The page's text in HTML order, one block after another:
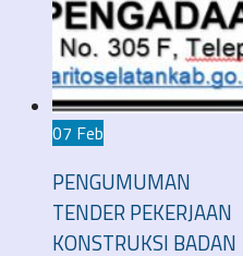
07 Feb
PENGUMUMAN
TENDER PEKERJAAN
KONSTRUKSI BADAN